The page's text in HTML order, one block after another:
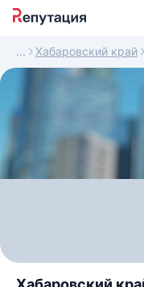
Хабаровский край